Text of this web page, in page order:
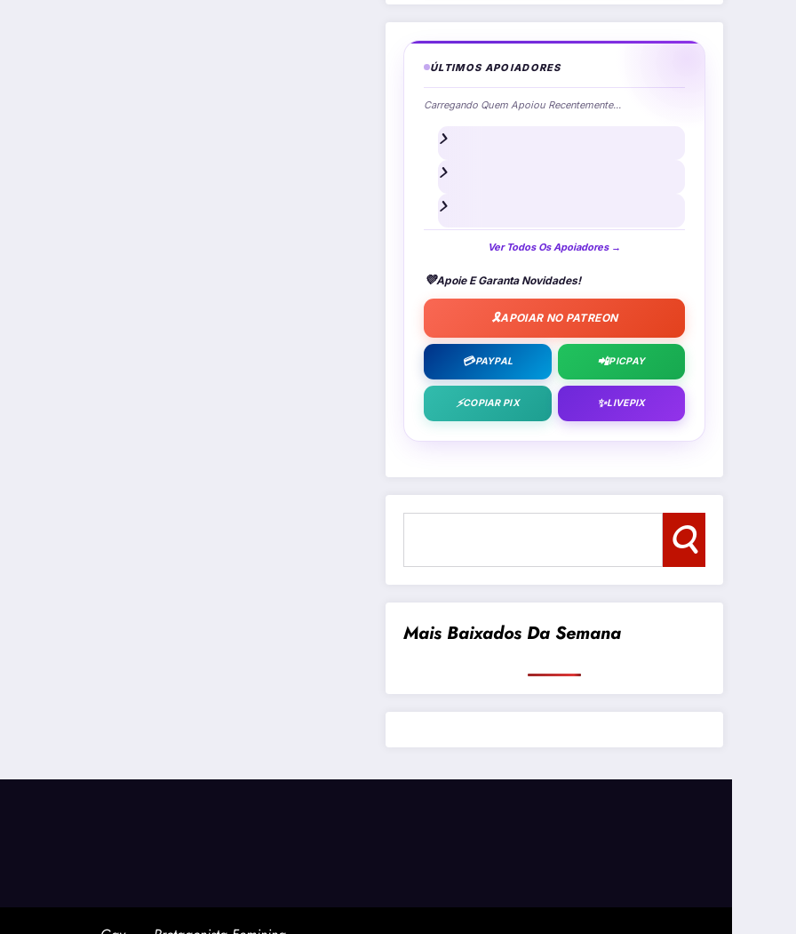
ÚLTIMOS APOIADORES
Carregando Quem Apoiou Recentemente...
Ver Todos Os Apoiadores →
💜Apoie E Garanta Novidades!
🎗️APOIAR NO PATREON
💳PAYPAL 📲PICPAY
⚡COPIAR PIX ✨LIVEPIX
Pesquisar
Mais Baixados Da Semana